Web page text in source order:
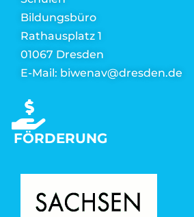
Bildungsbüro
Rathausplatz 1
01067 Dresden
E-Mail: biwenav@dresden.de
FÖRDERUNG